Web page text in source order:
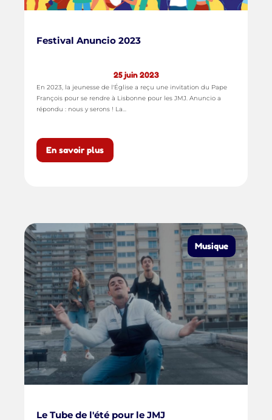
Festival Anuncio 2023
25 juin 2023
En 2023, la jeunesse de l'Église a reçu une invitation du Pape
François pour se rendre à Lisbonne pour les JMJ. Anuncio a
répondu : nous y serons ! La...
En savoir plus
Musique
Le Tube de l'été pour le JMJ